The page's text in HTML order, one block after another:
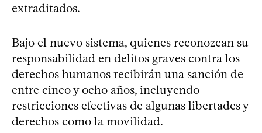
extraditados.
Bajo el nuevo sistema, quienes reconozcan su
responsabilidad en delitos graves contra los
derechos humanos recibirán una sanción de
entre cinco y ocho años, incluyendo
restricciones efectivas de algunas libertades y
derechos como la movilidad.